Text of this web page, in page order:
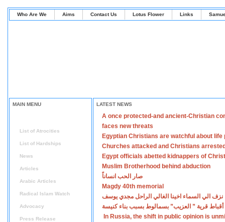
Who Are We Aims Contact Us Lotus Flower Links
MAIN MENU
List of Atrocities
List of Hardships
News
Articles
Arabic Articles
Radical Islam Watch
Advocacy
Press Release
LATEST NEWS
A once protected-and ancient-Christian
faces new threats
Egyptian Christians are watchful about life
Churches attacked and Christians
Egypt officials abetted kidnappers of
Muslim Brotherhood behind abduction
صار الحب انساناً
Magdy 40th memorial
نزف الي السماء اخينا الغالي الراحل مجدي يوسف
أقباط قرية ” العزيب” بسمالوط بسبب بناء كنيسة
In Russia, the shift in public opinion is